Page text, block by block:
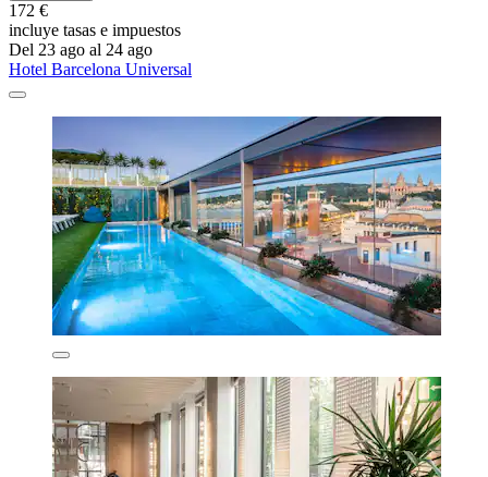
172 €
incluye tasas e impuestos
Del 23 ago al 24 ago
Hotel Barcelona Universal